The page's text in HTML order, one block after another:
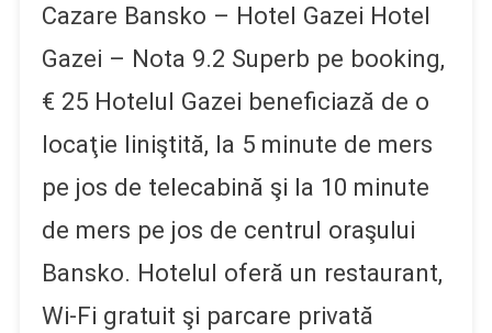
Cazare Bansko – Hotel Gazei Hotel
Gazei – Nota 9.2 Superb pe booking,
€ 25 Hotelul Gazei beneficiază de o
locaţie liniştită, la 5 minute de mers
pe jos de telecabină şi la 10 minute
de mers pe jos de centrul oraşului
Bansko. Hotelul oferă un restaurant,
Wi-Fi gratuit şi parcare privată